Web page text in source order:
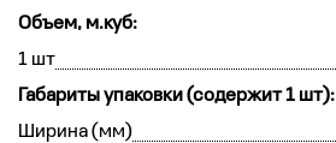
Объем, м.куб:
1 шт
Габариты упаковки (содержит 1 шт):
Ширина (мм)